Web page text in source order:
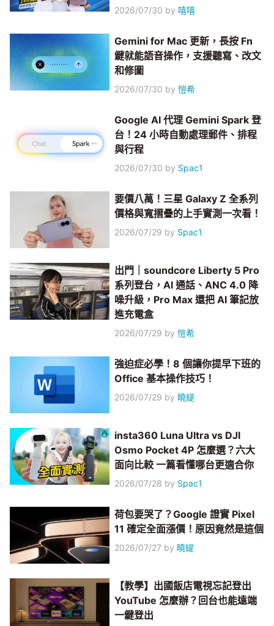
2026/07/30 by 嘻嘻
Gemini for Mac 更新，長按 Fn
鍵就能語音操作，支援聽寫、改文
和修圖
2026/07/30 by愷希
Google AI 代理 Gemini Spark 登
台！24 小時自動處理郵件、排程
與行程
2026/07/30 by Spac1
要價八萬！三星 Galaxy Z 全系列
價格與寬摺疊的上手實測一次看！
2026/07/29 by Spac1
出門｜soundcore Liberty 5 Pro
系列登台，AI 通話、ANC 4.0 降
噪升級，Pro Max 還把 AI 筆記放
進充電盒
2026/07/29 by愷希
強迫症必學！8 個讓你提早下班的
Office 基本操作技巧！
2026/07/29 by 曉緹
insta360 Luna Ultra vs DJI
Osmo Pocket 4P 怎麼選？六大
面向比較 一篇看懂哪台更適合你
2026/07/28 by Spac1
荷包要哭了？Google 證實 Pixel
11 確定全面漲價！原因竟然是這個
2026/07/27 by 曉緹
【教學】出國飯店電視忘記登出
YouTube 怎麼辦？回台也能遠端
一鍵登出